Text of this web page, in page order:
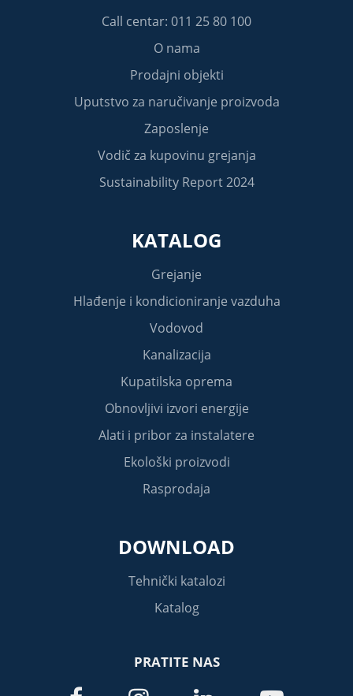
Call centar: 011 25 80 100
O nama
Prodajni objekti
Uputstvo za naručivanje proizvoda
Zaposlenje
Vodič za kupovinu grejanja
Sustainability Report 2024
KATALOG
Grejanje
Hlađenje i kondicioniranje vazduha
Vodovod
Kanalizacija
Kupatilska oprema
Obnovljivi izvori energije
Alati i pribor za instalatere
Ekološki proizvodi
Rasprodaja
DOWNLOAD
Tehnički katalozi
Katalog
PRATITE NAS